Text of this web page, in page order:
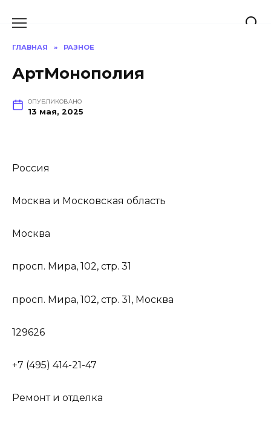
ГЛАВНАЯ » РАЗНОЕ
АртМонополия
ОПУБЛИКОВАНО
13 мая, 2025
Россия
Москва и Московская область
Москва
просп. Мира, 102, стр. 31
просп. Мира, 102, стр. 31, Москва
129626
+7 (495) 414-21-47
Ремонт и отделка